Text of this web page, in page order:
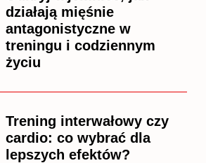
działają mięśnie
antagonistyczne w
treningu i codziennym
życiu
Trening interwałowy czy
cardio: co wybrać dla
lepszych efektów?